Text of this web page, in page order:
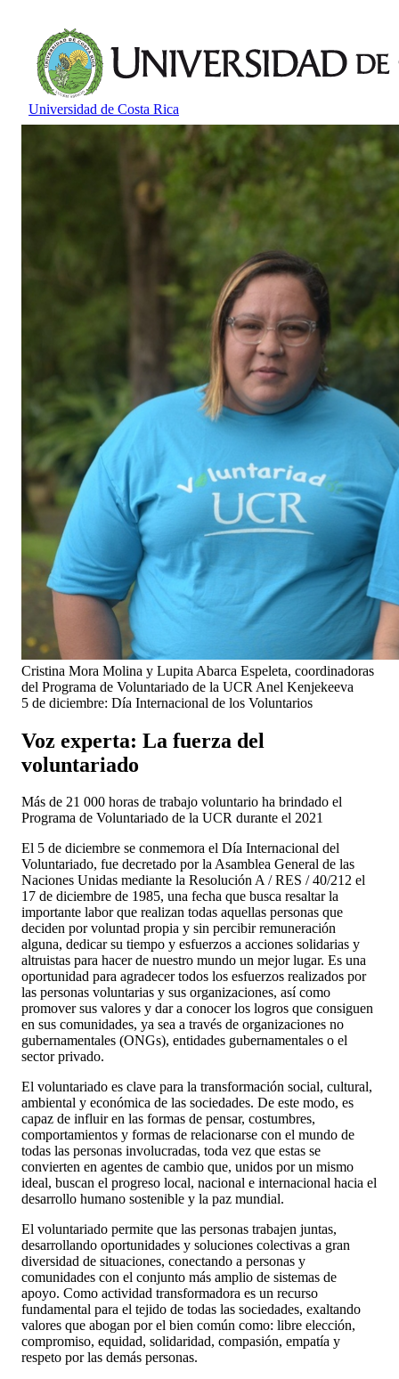
Universidad de Costa Rica
Cristina Mora Molina y Lupita Abarca Espeleta, coordinadoras
del Programa de Voluntariado de la UCR Anel Kenjekeeva
5 de diciembre: Día Internacional de los Voluntarios
Voz experta: La fuerza del
voluntariado
Más de 21 000 horas de trabajo voluntario ha brindado el
Programa de Voluntariado de la UCR durante el 2021
El 5 de diciembre se conmemora el Día Internacional del
Voluntariado, fue decretado por la Asamblea General de las
Naciones Unidas mediante la Resolución A / RES / 40/212 el
17 de diciembre de 1985, una fecha que busca resaltar la
importante labor que realizan todas aquellas personas que
deciden por voluntad propia y sin percibir remuneración
alguna, dedicar su tiempo y esfuerzos a acciones solidarias y
altruistas para hacer de nuestro mundo un mejor lugar. Es una
oportunidad para agradecer todos los esfuerzos realizados por
las personas voluntarias y sus organizaciones, así como
promover sus valores y dar a conocer los logros que consiguen
en sus comunidades, ya sea a través de organizaciones no
gubernamentales (ONGs), entidades gubernamentales o el
sector privado.
El voluntariado es clave para la transformación social, cultural,
ambiental y económica de las sociedades. De este modo, es
capaz de influir en las formas de pensar, costumbres,
comportamientos y formas de relacionarse con el mundo de
todas las personas involucradas, toda vez que estas se
convierten en agentes de cambio que, unidos por un mismo
ideal, buscan el progreso local, nacional e internacional hacia el
desarrollo humano sostenible y la paz mundial.
El voluntariado permite que las personas trabajen juntas,
desarrollando oportunidades y soluciones colectivas a gran
diversidad de situaciones, conectando a personas y
comunidades con el conjunto más amplio de sistemas de
apoyo. Como actividad transformadora es un recurso
fundamental para el tejido de todas las sociedades, exaltando
valores que abogan por el bien común como: libre elección,
compromiso, equidad, solidaridad, compasión, empatía y
respeto por las demás personas.